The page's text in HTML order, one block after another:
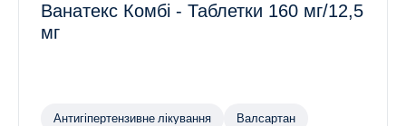
Ванатекс Комбі - Таблетки 160 мг/12,5
мг
Антигіпертензивне лікування Валсартан